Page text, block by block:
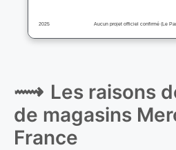
2025 Aucun projet officiel confirmé (Le
Les raisons
de magasins
France